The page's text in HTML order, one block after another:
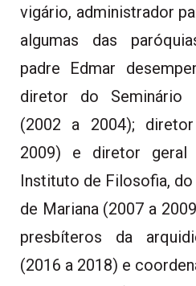
vigário, administrador
algumas das
padre Edmar
diretor do Seminário
(2002 a 2004);
2009) e diretor
Instituto de Filosofia,
de Mariana (2007 a
presbíteros da
(2016 a 2018) e